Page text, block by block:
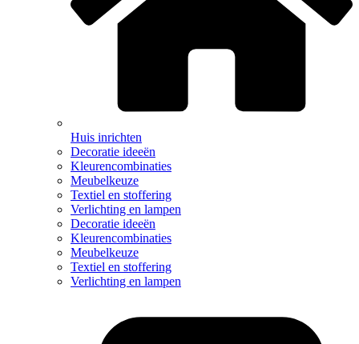
Huis inrichten
Decoratie ideeën
Kleurencombinaties
Meubelkeuze
Textiel en stoffering
Verlichting en lampen
Decoratie ideeën
Kleurencombinaties
Meubelkeuze
Textiel en stoffering
Verlichting en lampen